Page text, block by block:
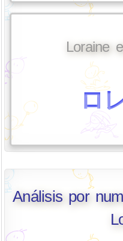
Loraine
ロ
Análisis por